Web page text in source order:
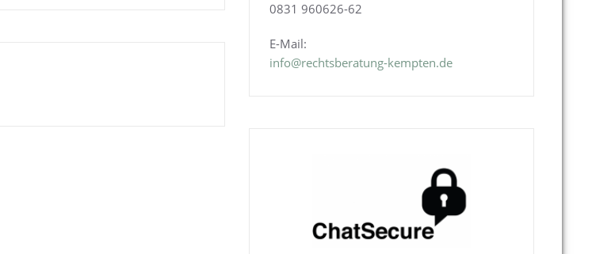
0831 960626-62
E-Mail:
info@rechtsberatung-kempten.de